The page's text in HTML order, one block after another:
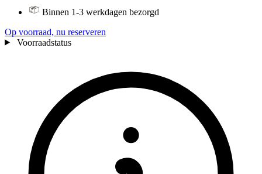
Binnen 1-3 werkdagen bezorgd
Op voorraad, nu reserveren
Voorraadstatus